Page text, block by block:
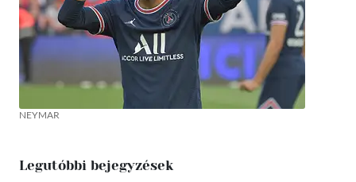
NEYMAR
Legutóbbi bejegyzések